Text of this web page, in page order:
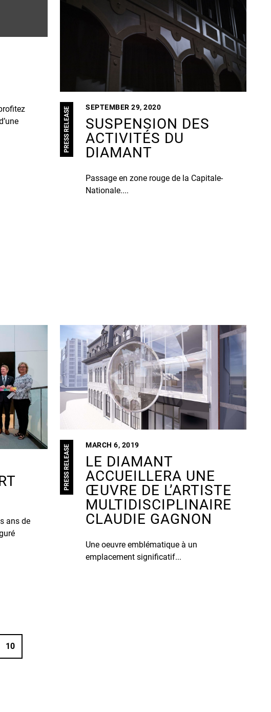
PRESS RELEASE
SUSPENSION DES
ACTIVITÉS DU
DIAMANT
SEPTEMBER 29, 2020
Passage en zone rouge de la Capitale-
Nationale....
ans de
PRESS RELEASE
LE DIAMANT
ACCUEILLERA UNE
ŒUVRE DE L’ARTISTE
MULTIDISCIPLINAIRE
CLAUDIE GAGNON
MARCH 6, 2019
Une oeuvre emblématique à un
emplacement significatif...
10